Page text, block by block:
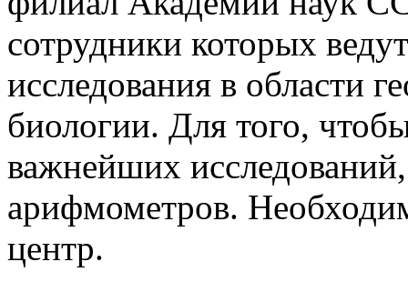
сотрудники которых
исследования в области
биологии. Для того,
важнейших
арифмометров.
центр.